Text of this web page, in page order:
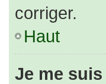
corriger.
Haut
Je me